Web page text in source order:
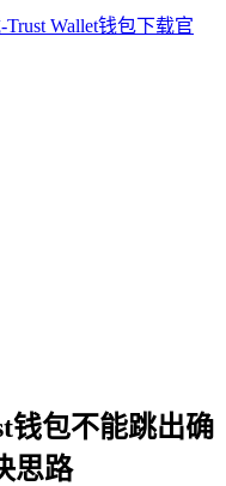
钱包不能跳出确
思路